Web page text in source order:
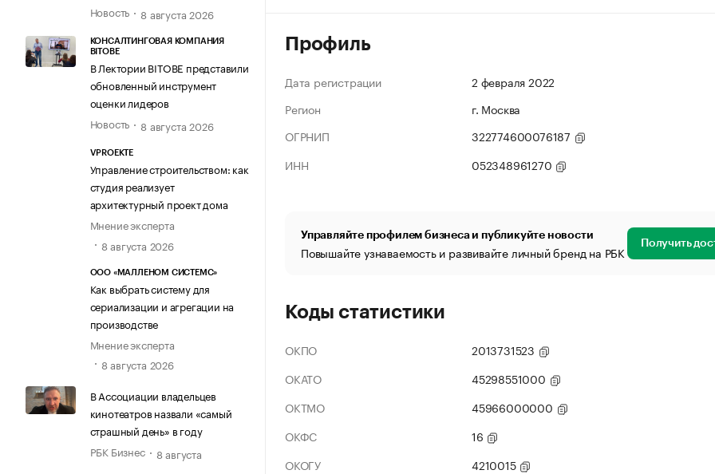
Новость
8 августа 2026
КОНСАЛТИНГОВАЯ КОМПАНИЯ
BITOBE
В Лектории BITOBE представили
обновленный инструмент
оценки лидеров
Новость
8 августа 2026
VPROEKTE
Управление строительством: как
студия реализует
архитектурный проект дома
Мнение эксперта
8 августа 2026
ООО «МАЛЛЕНОМ СИСТЕМС»
Как выбрать систему для
сериализации и агрегации на
производстве
Мнение эксперта
8 августа 2026
В Ассоциации владельцев
кинотеатров назвали «самый
страшный день» в году
РБК Бизнес
8 августа
Профиль
Дата регистрации
2 февраля 2022
Регион
г. Москва
ОГРНИП
322774600076187
ИНН
052348961270
Управляйте профилем бизнеса и публикуйте новости
Повышайте узнаваемость и развивайте личный бренд на РБК Получить
Коды статистики
ОКПО
2013731523
ОКАТО
45298551000
ОКТМО
45966000000
ОКФС
16
ОКОГУ
4210015